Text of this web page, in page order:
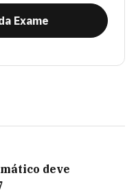
Exame
deve